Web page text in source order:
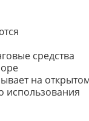
средства
на
использования